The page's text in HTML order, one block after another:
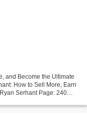
and Become the Ultimate
How to Sell More, Earn
Serhant Page: 240